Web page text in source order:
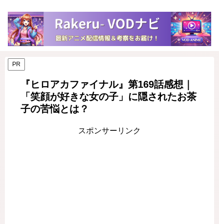
PR
『ヒロアカファイナル』第169話感想｜
「笑顔が好きな女の子」に隠されたお茶
子の苦悩とは？
スポンサーリンク